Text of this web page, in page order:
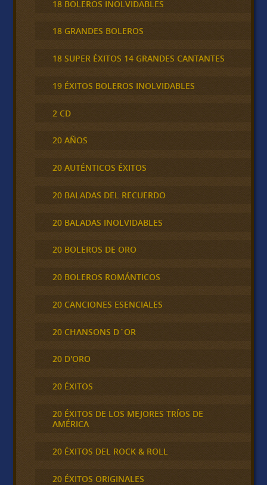
18 BOLEROS INOLVIDABLES
18 GRANDES BOLEROS
18 SUPER ÉXITOS 14 GRANDES CANTANTES
19 ÉXITOS BOLEROS INOLVIDABLES
2 CD
20 AÑOS
20 AUTÉNTICOS ÉXITOS
20 BALADAS DEL RECUERDO
20 BALADAS INOLVIDABLES
20 BOLEROS DE ORO
20 BOLEROS ROMÁNTICOS
20 CANCIONES ESENCIALES
20 CHANSONS D´OR
20 D'ORO
20 ÉXITOS
20 ÉXITOS DE LOS MEJORES TRÍOS DE
AMÉRICA
20 ÉXITOS DEL ROCK & ROLL
20 ÉXITOS ORIGINALES